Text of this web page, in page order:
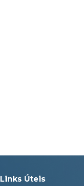
Links Úteis